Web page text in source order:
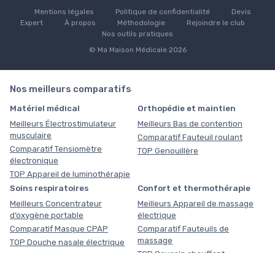
Mentions légales Politique de confidentialité
Devis
Expert
À propos Méthodologie
Rejoindre le club
Nos outils pratiques
© Ma Maison Médicale 2026
Nos meilleurs comparatifs
Matériel médical
Meilleurs Électrostimulateur
musculaire
Comparatif Tensiomètre
électronique
TOP Appareil de luminothérapie
Orthopédie et maintien
Meilleurs Bas de contention
Comparatif Fauteuil roulant
TOP Genouillère
Soins respiratoires
Meilleurs Concentrateur
d’oxygène portable
Comparatif Masque CPAP
TOP Douche nasale électrique
Confort et thermothérapie
Meilleurs Appareil de massage
électrique
Comparatif Fauteuils de
massage